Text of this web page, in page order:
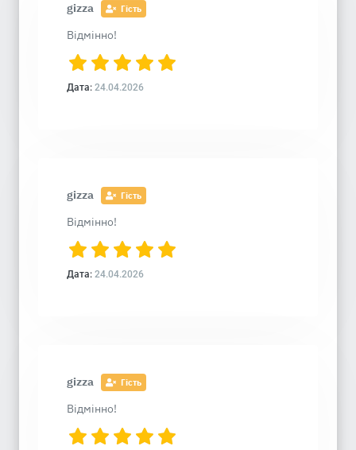
gizza Гість
Відмінно!
Дата: 24.04.2026
gizza Гість
Відмінно!
Дата: 24.04.2026
gizza Гість
Відмінно!